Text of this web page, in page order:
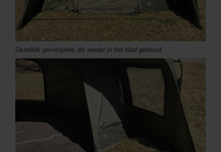
Dezelfde gevelopties als eerder in het blad getoond